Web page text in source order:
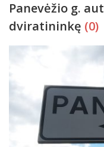
Panevėžio g.
dviratininkę (0)